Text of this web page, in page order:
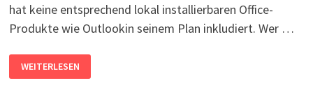
hat keine entsprechend lokal installierbaren Office-
Produkte wie Outlookin seinem Plan inkludiert. Wer …
OFFICE365-
KONTEN
IN
WEITERLESEN